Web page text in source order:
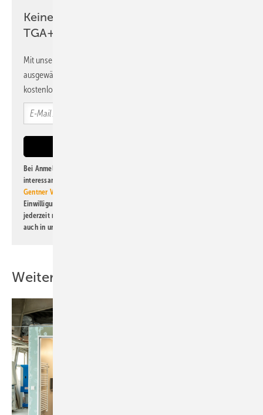
Keine Zeit? Kein Problem mit dem
TGA+E Newsletter!
Mit unserem Newsletter erhalten Sie regelmäßig von uns
ausgewählte Informationen und Neuigkeiten, gebündelt und
kostenlos direkt ins Postfach.
Bei Anmeldung zu diesem Newsletter bin ich damit einverstanden, über
interessante Verlags- und Online-Angebote
Gentner Verlag GmbH & Co. KG
Einwilligung kann ich jederzeit widerrufen und eine Abmeldung ist
jederzeit möglich. Informationen zum Umgang mit Daten finden Sie
auch in unserer
Weitere Inhalte